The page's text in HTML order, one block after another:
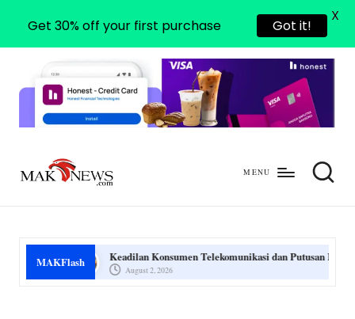
k
-
benar
MENU
MAKFlash
Keadilan Konsumen Telekomunikasi dan Putusan MK Ini Dia
Get 30% off your first purchase Got it!
X